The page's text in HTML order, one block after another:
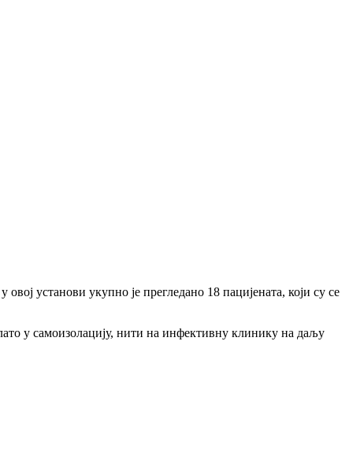
установи укупно је прегледано 18 пацијената, који су се
у самоизолацију, нити на инфективну клинику на даљу